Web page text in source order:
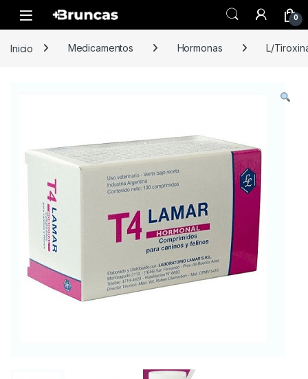
Skip to navigation
Skip to content
0
Inicio Medicamentos Hormonas L/